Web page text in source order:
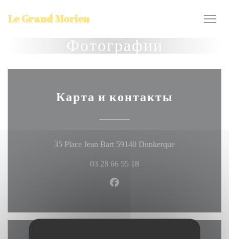
Le Grand Morien
Фотографии
Карта и контакты
35 Place Jean Bart 59140 Dunkerque((открывается
03 28 66 55 18
Facebook ((открывается в